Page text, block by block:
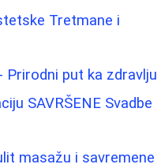
Tretmane i
Prirodni put ka zdravlju
SAVRŠENE Svadbe
masažu i savremene